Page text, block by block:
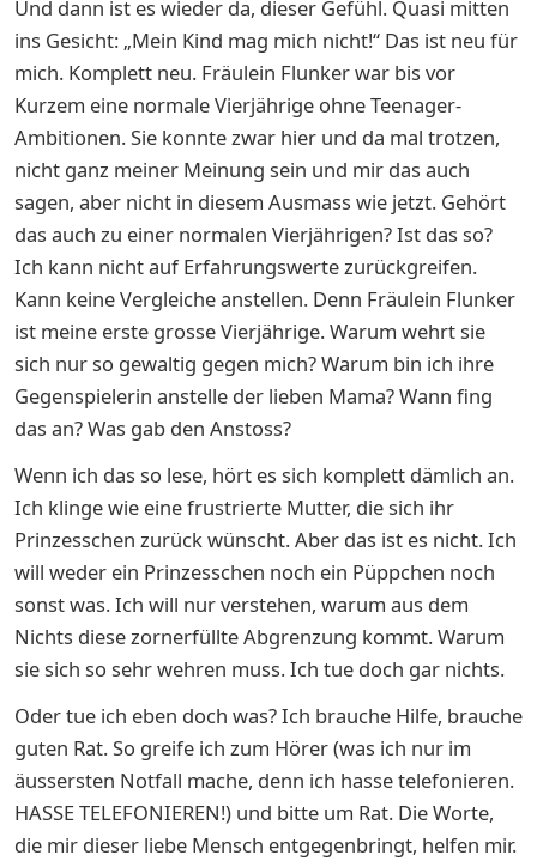
Und dann ist es wieder da, dieser Gefühl. Quasi mitten
ins Gesicht: „Mein Kind mag mich nicht!“ Das ist neu für
mich. Komplett neu. Fräulein Flunker war bis vor
Kurzem eine normale Vierjährige ohne Teenager-
Ambitionen. Sie konnte zwar hier und da mal trotzen,
nicht ganz meiner Meinung sein und mir das auch
sagen, aber nicht in diesem Ausmass wie jetzt. Gehört
das auch zu einer normalen Vierjährigen? Ist das so?
Ich kann nicht auf Erfahrungswerte zurückgreifen.
Kann keine Vergleiche anstellen. Denn Fräulein Flunker
ist meine erste grosse Vierjährige. Warum wehrt sie
sich nur so gewaltig gegen mich? Warum bin ich ihre
Gegenspielerin anstelle der lieben Mama? Wann fing
das an? Was gab den Anstoss?
Wenn ich das so lese, hört es sich komplett dämlich an.
Ich klinge wie eine frustrierte Mutter, die sich ihr
Prinzesschen zurück wünscht. Aber das ist es nicht. Ich
will weder ein Prinzesschen noch ein Püppchen noch
sonst was. Ich will nur verstehen, warum aus dem
Nichts diese zornerfüllte Abgrenzung kommt. Warum
sie sich so sehr wehren muss. Ich tue doch gar nichts.
Oder tue ich eben doch was? Ich brauche Hilfe, brauche
guten Rat. So greife ich zum Hörer (was ich nur im
äussersten Notfall mache, denn ich hasse telefonieren.
HASSE TELEFONIEREN!) und bitte um Rat. Die Worte,
die mir dieser liebe Mensch entgegenbringt, helfen mir.